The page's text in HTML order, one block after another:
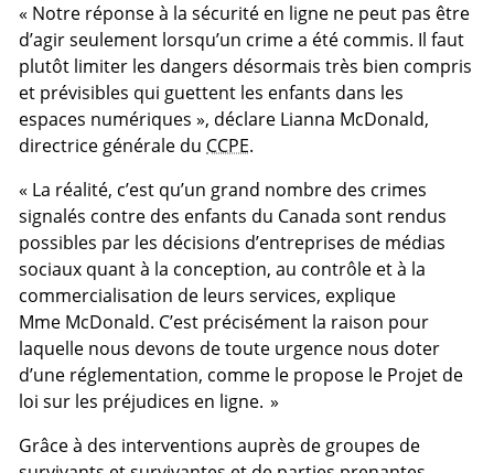
« Notre réponse à la sécurité en ligne ne peut pas être
d’agir seulement lorsqu’un crime a été commis. Il faut
plutôt limiter les dangers désormais très bien compris
et prévisibles qui guettent les enfants dans les
espaces numériques », déclare Lianna McDonald,
directrice générale du CCPE.
« La réalité, c’est qu’un grand nombre des crimes
signalés contre des enfants du Canada sont rendus
possibles par les décisions d’entreprises de médias
sociaux quant à la conception, au contrôle et à la
commercialisation de leurs services, explique
Mme McDonald. C’est précisément la raison pour
laquelle nous devons de toute urgence nous doter
d’une réglementation, comme le propose le Projet de
loi sur les préjudices en ligne. »
Grâce à des interventions auprès de groupes de